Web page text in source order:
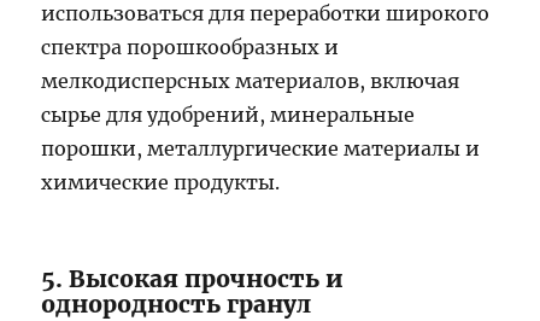
использоваться для переработки широкого
спектра порошкообразных и
мелкодисперсных материалов, включая
сырье для удобрений, минеральные
порошки, металлургические материалы и
химические продукты.
5. Высокая прочность и
однородность гранул